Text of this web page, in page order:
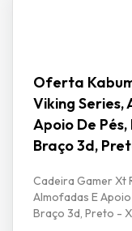
Oferta
Viking Series,
Apoio De Pés,
Braço 3d,
Cadeira Gamer Xt
Almofadas E
Braço 3d, Preto -